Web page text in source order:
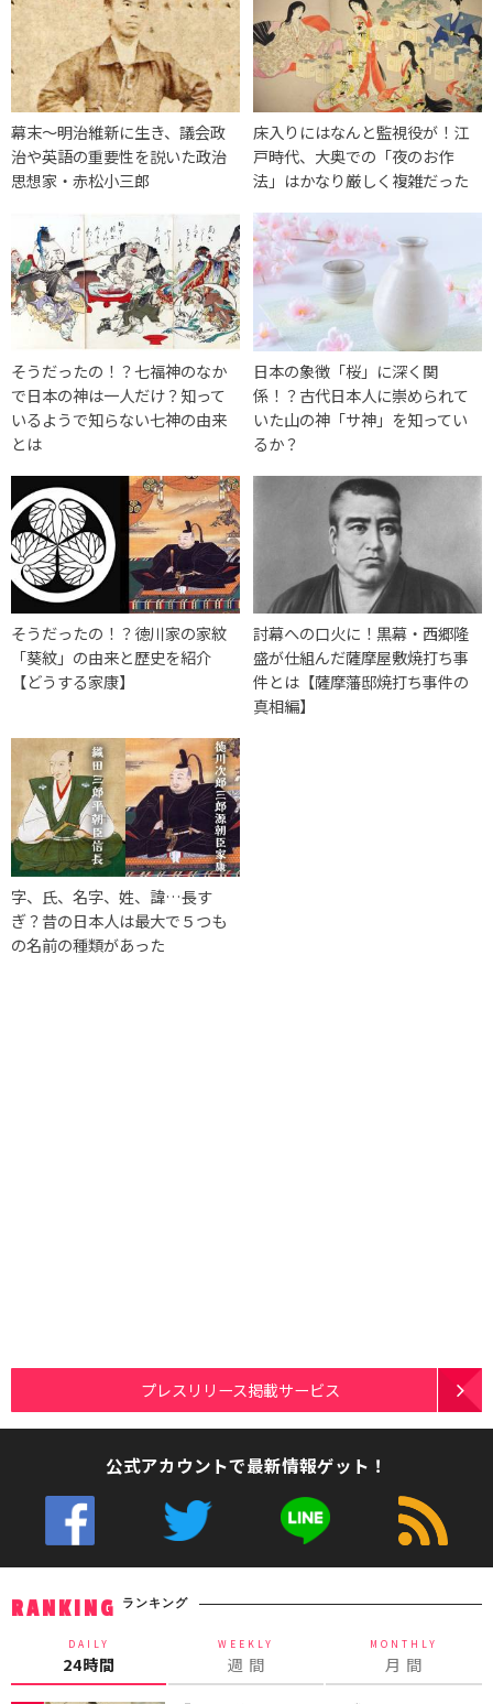
幕末〜明治維新に生き、議会政
治や英語の重要性を説いた政治
思想家・赤松小三郎
床入りにはなんと監視役が！江
戸時代、大奥での「夜のお作
法」はかなり厳しく複雑だった
そうだったの！？七福神のなか
で日本の神は一人だけ？知って
いるようで知らない七神の由来
とは
日本の象徴「桜」に深く関
係！？古代日本人に崇められて
いた山の神「サ神」を知ってい
るか？
そうだったの！？徳川家の家紋
「葵紋」の由来と歴史を紹介
【どうする家康】
討幕への口火に！黒幕・西郷隆
盛が仕組んだ薩摩屋敷焼打ち事
件とは【薩摩藩邸焼打ち事件の
真相編】
字、氏、名字、姓、諱…長す
ぎ？昔の日本人は最大で５つも
の名前の種類があった
プレスリリース掲載サービス
公式アカウントで最新情報ゲット！
RANKING ランキング
DAILY
24時間
WEEKLY
週 間
MONTHLY
月 間